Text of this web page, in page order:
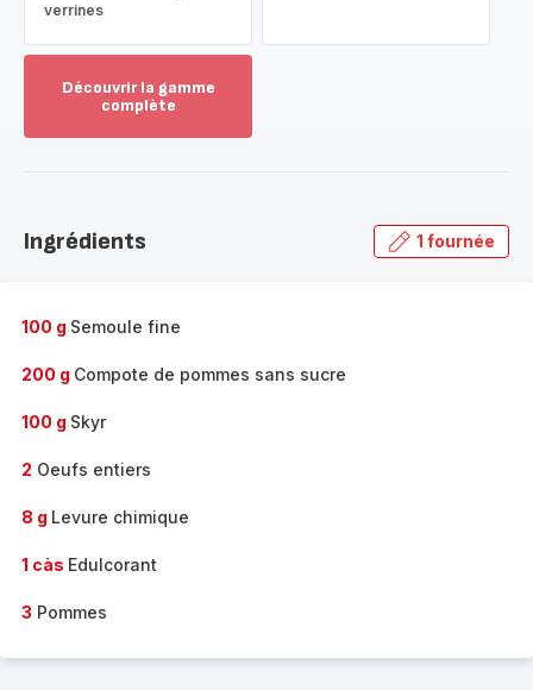
verrines
Découvrir la gamme
complète
gamme
Ingrédients 1 fournée
100 g Semoule fine
200 g Compote de pommes sans sucre
100 g Skyr
2 Oeufs entiers
8 g Levure chimique
1 càs Edulcorant
3 Pommes